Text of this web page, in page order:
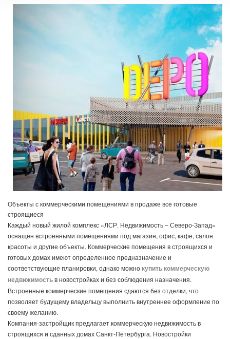
Объекты с коммерческими помещениями в продаже все готовые
строящиеся
Каждый новый жилой комплекс «ЛСР. Недвижимость – Северо-Запад»
оснащен встроенными помещениями под магазин, офис, кафе, салон
красоты и другие объекты. Коммерческие помещения в строящихся и
готовых домах имеют определенное предназначение и
соответствующие планировки, однако можно купить коммерческую
недвижимостьв новостройках и без соблюдения назначения.
Встроенные коммерческие помещения сдаются без отделки, что
позволяет будущему владельцу выполнить внутреннее оформление по
своему желанию.
Компания-застройщик предлагает коммерческую недвижимость в
строящихся и сданных домах Санкт-Петербурга. Новостройки